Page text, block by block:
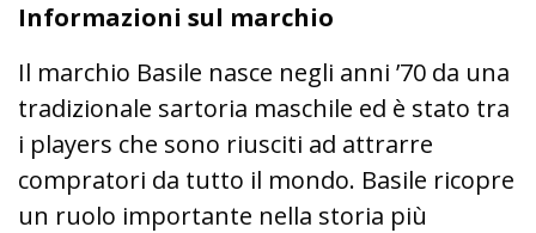
Informazioni sul marchio
Il marchio Basile nasce negli anni ’70 da una
tradizionale sartoria maschile ed è stato tra
i players che sono riusciti ad attrarre
compratori da tutto il mondo. Basile ricopre
un ruolo importante nella storia più